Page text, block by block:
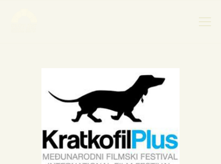
НОВОСТИ
НАЈАВА ДОГАЂАЈА
БАНСКИ ДВОР
ФОТОГРАФИЈЕ
ВИДЕО